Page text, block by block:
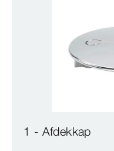
1 - Afdekkap